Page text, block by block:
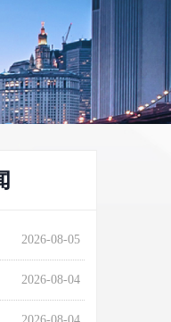
2026-08-05
2026-08-04